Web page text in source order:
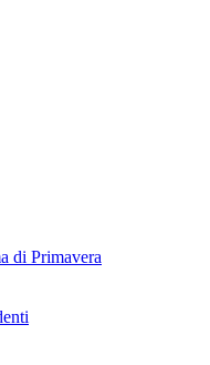
di Primavera